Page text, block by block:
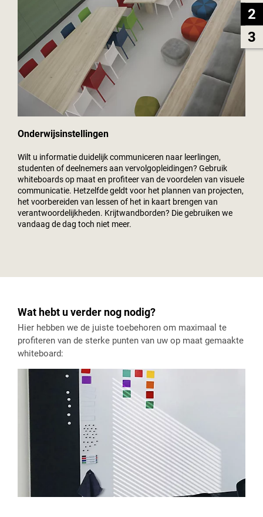
2
3
Onderwijsinstellingen
Wilt u informatie duidelijk communiceren naar leerlingen,
studenten of deelnemers aan vervolgopleidingen? Gebruik
whiteboards op maat en profiteer van de voordelen van visuele
communicatie. Hetzelfde geldt voor het plannen van projecten,
het voorbereiden van lessen of het in kaart brengen van
verantwoordelijkheden. Krijtwandborden? Die gebruiken we
vandaag de dag toch niet meer.
Wat hebt u verder nog nodig?
Hier hebben we de juiste toebehoren om maximaal te
profiteren van de sterke punten van uw op maat gemaakte
whiteboard: